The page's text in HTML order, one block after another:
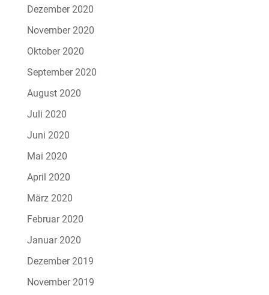
Dezember 2020
November 2020
Oktober 2020
September 2020
August 2020
Juli 2020
Juni 2020
Mai 2020
April 2020
März 2020
Februar 2020
Januar 2020
Dezember 2019
November 2019